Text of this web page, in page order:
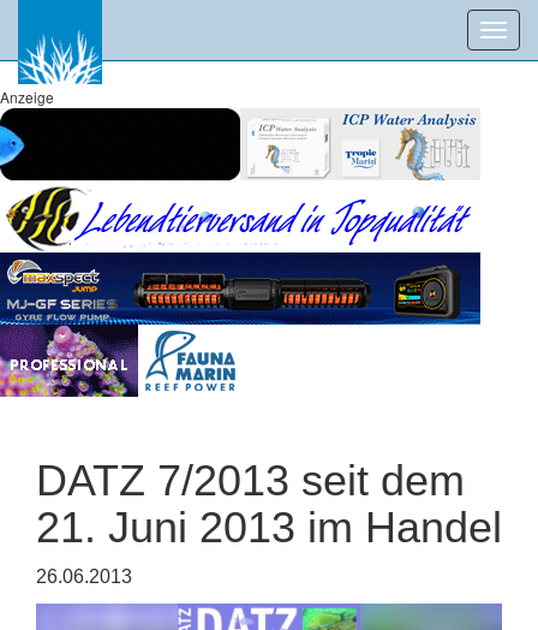
Anzeige
DATZ 7/2013 seit dem
21. Juni 2013 im Handel
26.06.2013